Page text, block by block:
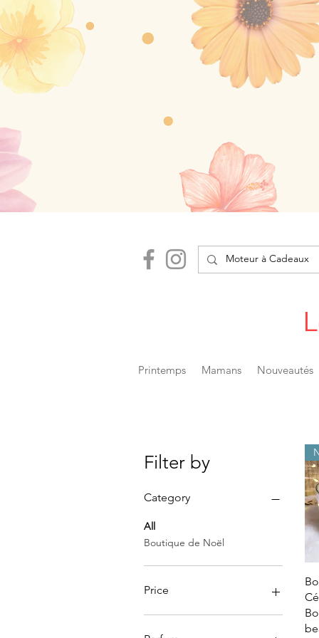
Printemps Mamans Nouveautés
Filter by
Category
All
Boutique de Noël
Price
€1